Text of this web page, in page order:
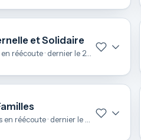
et Solidaire